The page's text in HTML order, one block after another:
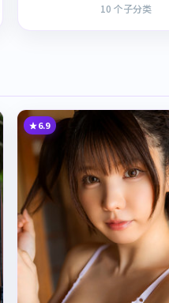
10 个子分类
6.9